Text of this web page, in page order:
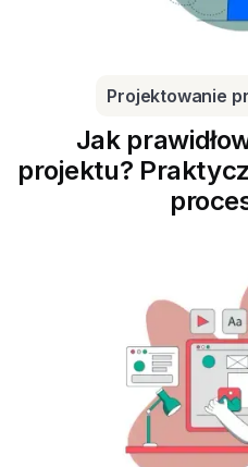
Projektowanie
Jak
projektu?